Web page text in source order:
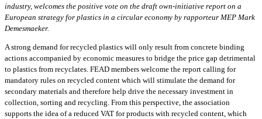
industry, welcomes the positive vote on the draft own-initiative report on a
European strategy for plastics in a circular economy by rapporteur MEP Mark
Demesmaeker.
A strong demand for recycled plastics will only result from concrete binding
actions accompanied by economic measures to bridge the price gap detrimental
to plastics from recyclates. FEAD members welcome the report calling for
mandatory rules on recycled content which will stimulate the demand for
secondary materials and therefore help drive the necessary investment in
collection, sorting and recycling. From this perspective, the association
supports the idea of a reduced VAT for products with recycled content, which